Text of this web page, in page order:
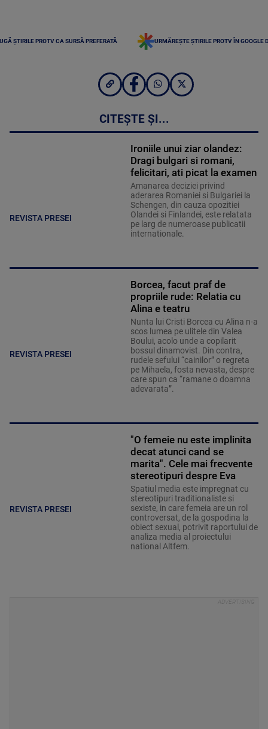
ȘTIRILE PROTV CA SURSĂ PREFERATĂ URMĂREȘTE ȘTIRILE PROTV ÎN GOOGLE
CITEȘTE ȘI...
REVISTA PRESEI
Ironiile unui ziar olandez:
Dragi bulgari si romani,
felicitari, ati picat la examen
Amanarea deciziei privind
aderarea Romaniei si Bulgariei la
Schengen, din cauza opozitiei
Olandei si Finlandei, este relatata
pe larg de numeroase publicatii
internationale.
REVISTA PRESEI
Borcea, facut praf de
propriile rude: Relatia cu
Alina e teatru
Nunta lui Cristi Borcea cu Alina n-a
scos lumea pe ulitele din Valea
Boului, acolo unde a copilarit
bossul dinamovist. Din contra,
rudele sefului “cainilor” o regreta
pe Mihaela, fosta nevasta, despre
care spun ca “ramane o doamna
adevarata”.
REVISTA PRESEI
"O femeie nu este implinita
decat atunci cand se
marita". Cele mai frecvente
stereotipuri despre Eva
Spatiul media este impregnat cu
stereotipuri traditionaliste si
sexiste, in care femeia are un rol
controversat, de la gospodina la
obiect sexual, potrivit raportului de
analiza media al proiectului
national Altfem.